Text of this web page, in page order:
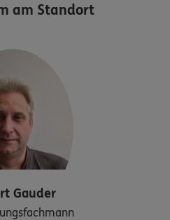
am Standort
Gauder